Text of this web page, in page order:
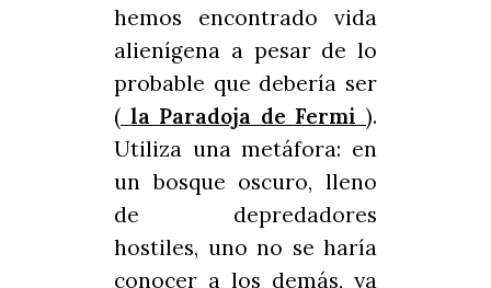
hemos encontrado vida
alienígena a pesar de lo
probable que debería ser
( la Paradoja de Fermi ).
Utiliza una metáfora: en
un bosque oscuro, lleno
de depredadores
hostiles, uno no se haría
conocer a los demás, ya